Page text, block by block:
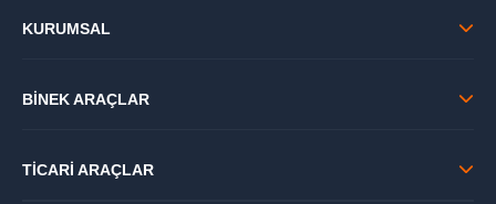
KURUMSAL
BİNEK ARAÇLAR
TİCARİ ARAÇLAR